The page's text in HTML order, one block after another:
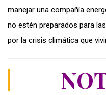
manejar una compañía
no estén preparados para
por la crisis climática que